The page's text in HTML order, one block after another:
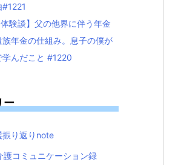
験談】父の他界に伴う年金
年金の仕組み。息子の僕が
学んだこと #1220
ー
振り返りnote
護コミュニケーション録